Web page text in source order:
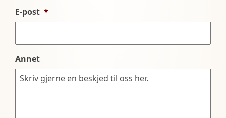
E-post *
Annet